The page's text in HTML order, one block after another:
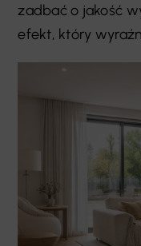
zadbać o jakość
efekt, który